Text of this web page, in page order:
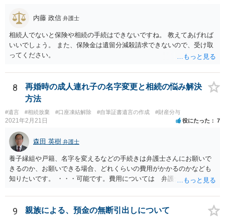
内藤 政信 弁護士
相続人でないと保険や相続の手続はできないですね。 教えてあげれば
いいでしょう。 また、保険金は遺留分減殺請求できないので、受け取
ってください。
8
再婚時の成人連れ子の名字変更と相続の悩み解決
方法
#遺言 #相続放棄 #口座凍結解除 #自筆証書遺言の作成 #財産分与
2021年2月21日 役にたった 7
森田 英樹 弁護士
養子縁組や戸籍、名字を変えるなどの手続きは弁護士さんにお願いで
きるのか、お願いできる場合、どれくらいの費用がかかるのかなども
知りたいです。 ・・・可能です。費用については 弁護士と直接面談
ています。 やはり、成人した子のことまでごちゃごちゃ考えず、自分
の事だけ考えるべきなのでしょうか ・・・お子さんの事をまで含め良
9 親族による、預金の無断引出しについて